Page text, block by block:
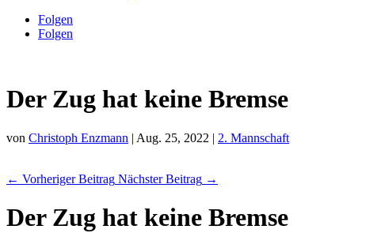
Folgen
Folgen
Der Zug hat keine Bremse
von Christoph Enzmann | Aug. 25, 2022 | 2. Mannschaft
← Vorheriger Beitrag Nächster Beitrag →
Der Zug hat keine Bremse